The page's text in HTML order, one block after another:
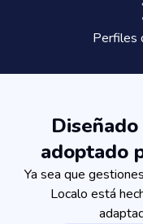
Perfiles
adoptado
Ya sea que
Localo está